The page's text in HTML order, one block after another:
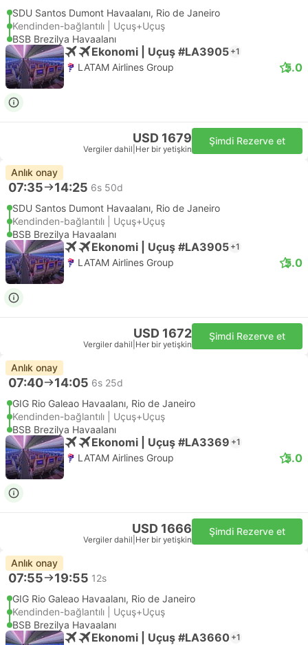
SDU Santos Dumont Havaalanı, Rio de Janeiro
Kendinden-bağlantılı | Uçuş+Uçuş
BSB Brezilya Havaalanı
Ekonomi | Uçuş #LA3905 +1
LATAM Airlines Group 5.0
USD 1679
Vergiler dahil Her bir yetişkin
Şimdi Rezerve et
Anlık onay
07:35 14:25 6s 50d
SDU Santos Dumont Havaalanı, Rio de Janeiro
Kendinden-bağlantılı | Uçuş+Uçuş
BSB Brezilya Havaalanı
Ekonomi | Uçuş #LA3905 +1
LATAM Airlines Group 5.0
USD 1672
Vergiler dahil Her bir yetişkin
Şimdi Rezerve et
Anlık onay
07:40 14:05 6s 25d
GIG Rio Galeao Havaalanı, Rio de Janeiro
Kendinden-bağlantılı | Uçuş+Uçuş
BSB Brezilya Havaalanı
Ekonomi | Uçuş #LA3369 +1
LATAM Airlines Group 5.0
USD 1666
Vergiler dahil Her bir yetişkin
Şimdi Rezerve et
Anlık onay
07:55 19:55 12s
GIG Rio Galeao Havaalanı, Rio de Janeiro
Kendinden-bağlantılı | Uçuş+Uçuş
BSB Brezilya Havaalanı
Ekonomi | Uçuş #LA3660 +1